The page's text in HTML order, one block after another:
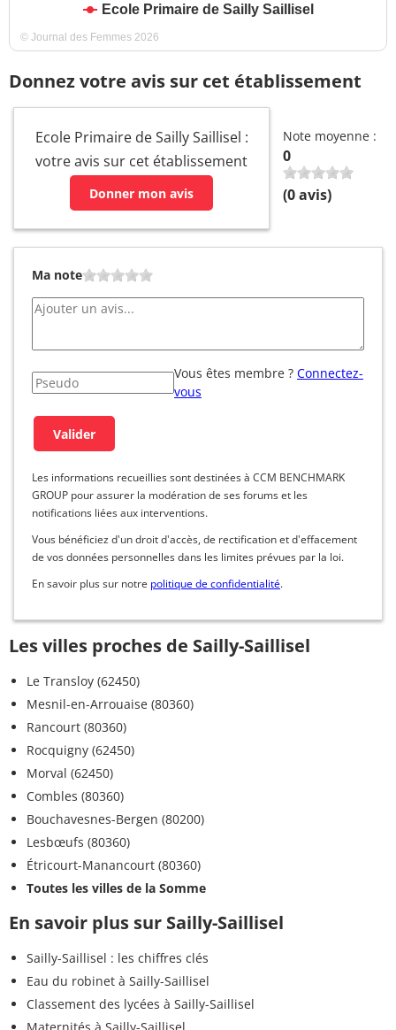
Ecole Primaire de Sailly Saillisel
© Journal des Femmes 2026
Donnez votre avis sur cet établissement
Ecole Primaire de Sailly Saillisel :
votre avis sur cet établissement
Donner mon avis
Note moyenne :
0
(0avis)
Ma note
Vous êtes membre ? Connectez-
vous
Les informations recueillies sont destinées à CCM BENCHMARK
GROUP pour assurer la modération de ses forums et les
notifications liées aux interventions.
Vous bénéficiez d'un droit d'accès, de rectification et d'effacement
de vos données personnelles dans les limites prévues par la loi.
En savoir plus sur notre politique de confidentialité.
Les villes proches de Sailly-Saillisel
Le Transloy (62450)
Mesnil-en-Arrouaise (80360)
Rancourt (80360)
Rocquigny (62450)
Morval (62450)
Combles (80360)
Bouchavesnes-Bergen (80200)
Lesbœufs (80360)
Étricourt-Manancourt (80360)
Toutes les villes de la Somme
En savoir plus sur Sailly-Saillisel
Sailly-Saillisel : les chiffres clés
Eau du robinet à Sailly-Saillisel
Classement des lycées à Sailly-Saillisel